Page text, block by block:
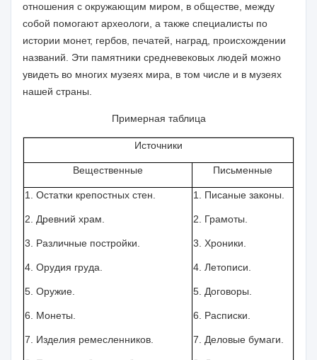
отношения с окружающим миром, в обществе, между
собой помогают археологи, а также специалисты по
истории монет, гербов, печатей, наград, происхождении
названий. Эти памятники средневековых людей можно
увидеть во многих музеях мира, в том числе и в му­зеях
нашей страны.
Примерная таблица
Источники
Вещественные Письменные
1. Остатки крепостных стен. 1. Писаные законы.
2. Древний храм. 2. Грамоты.
3. Различные постройки. 3. Хроники.
4. Орудия груда. 4. Летописи.
5. Оружие. 5. Договоры.
6. Монеты. 6. Расписки.
7. Изделия ремесленников. 7. Деловые бумаги.